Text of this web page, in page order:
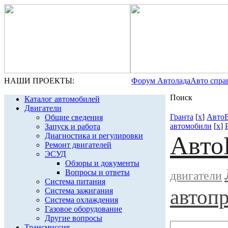
НАШИ ПРОЕКТЫ: Форум АвтоладаАвто
Каталог автомобилей
Двигатели
Общие сведения
Запуск и работа
Диагностика и регулировки
Ремонт двигателей
ЭСУД
Обзоры и документы
Вопросы и ответы
Система питания
Система зажигания
Система охлаждения
Газовое оборудование
Другие вопросы
Поиск
Гранта [x]
автомобили [x]
двигатели